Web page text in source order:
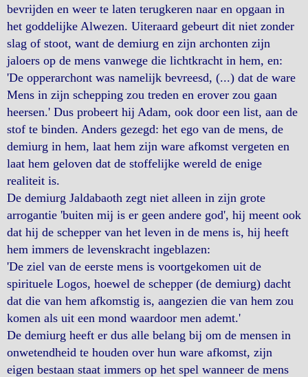
bevrijden en weer te laten terugkeren naar en opgaan in
het goddelijke Alwezen. Uiteraard gebeurt dit niet zonder
slag of stoot, want de demiurg en zijn archonten zijn
jaloers op de mens vanwege die lichtkracht in hem, en:
'De opperarchont was namelijk bevreesd, (...) dat de ware
Mens in zijn schepping zou treden en erover zou gaan
heersen.' Dus probeert hij Adam, ook door een list, aan de
stof te binden. Anders gezegd: het ego van de mens, de
demiurg in hem, laat hem zijn ware afkomst vergeten en
laat hem geloven dat de stoffelijke wereld de enige
realiteit is.
De demiurg Jaldabaoth zegt niet alleen in zijn grote
arrogantie 'buiten mij is er geen andere god', hij meent ook
dat hij de schepper van het leven in de mens is, hij heeft
hem immers de levenskracht ingeblazen:
'De ziel van de eerste mens is voortgekomen uit de
spirituele Logos, hoewel de schepper (de demiurg) dacht
dat die van hem afkomstig is, aangezien die van hem zou
komen als uit een mond waardoor men ademt.'
De demiurg heeft er dus alle belang bij om de mensen in
onwetendheid te houden over hun ware afkomst, zijn
eigen bestaan staat immers op het spel wanneer de mens